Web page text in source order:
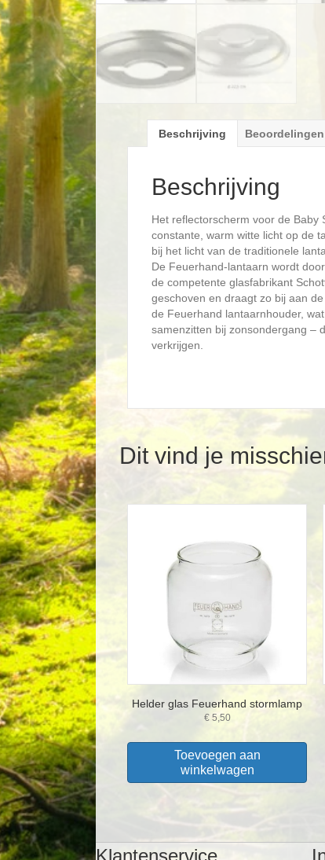
Beschrijving Beoordelingen
Beschrijving
Het reflectorscherm voor de
constante, warm witte licht op de
bij het licht van de traditionele
De Feuerhand-lantaarn wordt
de competente glasfabrikant
geschoven en draagt zo bij aan
de Feuerhand lantaarnhouder,
samenzitten bij zonsondergang –
verkrijgen.
Dit vind je
Helder glas Feuerhand stormlamp
€5,50
Toevoegen aan
winkelwagen